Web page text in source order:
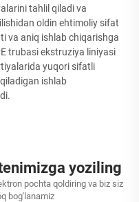
tahlil qiladi va
oldin ehtimoliy sifat
va aniq ishlab chiqarishga
trubasi ekstruziya liniyasi
yuqori sifatli
ishlab
yoziling
pochta qoldiring va biz siz
bog'lanamiz